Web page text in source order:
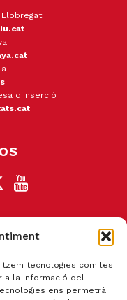
tecnologies com les
a la informació del
ens permetrà
d'Inserció